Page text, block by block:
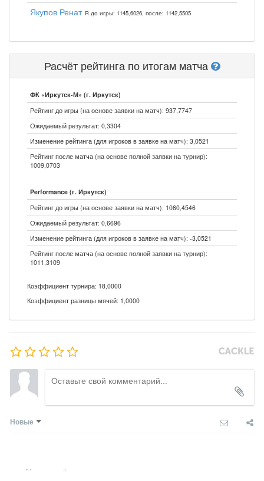
Якупов Ренат R до игры: 1145,6026, после: 1142,5505
Расчёт рейтинга по итогам матча
ФК «Иркутск-М» (г. Иркутск)
Рейтинг до игры (на основе заявки на матч): 937,7747
Ожидаемый результат: 0,3304
Изменение рейтинга (для игроков в заявке на матч): 3,0521
Рейтинг после матча (на основе полной заявки на турнир):
1009,0703
Performance (г. Иркутск)
Рейтинг до игры (на основе заявки на матч): 1060,4546
Ожидаемый результат: 0,6696
Изменение рейтинга (для игроков в заявке на матч): -3,0521
Рейтинг после матча (на основе полной заявки на турнир):
1011,3109
Коэффициент турнира: 18,0000
Коэффициент разницы мячей: 1,0000
Новые
Никто ещё не оставил комментариев, станьте первым.